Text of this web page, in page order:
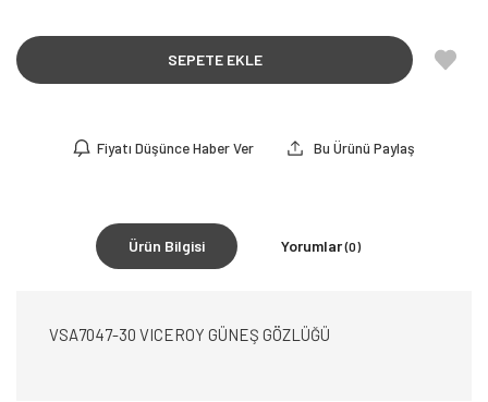
SEPETE EKLE
Fiyatı Düşünce Haber Ver Bu Ürünü Paylaş
Ürün Bilgisi Yorumlar(0)
VSA7047-30 VICEROY GÜNEŞ GÖZLÜĞÜ